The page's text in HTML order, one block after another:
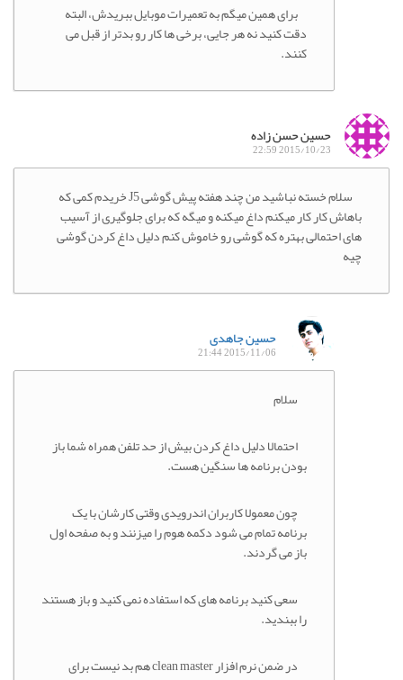
برای همین میگم به تعمیرات موبایل ببریدش، البته
دقت کنید نه هر جایی، برخی ها کار رو بدتر از قبل می
کنند.
حسین حسن زاده
2015/10/23 22:59
سلام خسته نباشید من چند هفته پیش گوشی J5 خریدم کمی که
باهاش کار کار میکنم داغ میکنه و میگه که برای جلوگیری از آسیب
های احتمالی بهتره که گوشی رو خاموش کنم دلیل داغ کردن گوشی
چیه
حسین جاهدی
2015/11/06 21:44
سلام
احتمالا دلیل داغ کردن بیش از حد تلفن همراه شما باز
بودن برنامه ها سنگین هست.
چون معمولا کاربران اندرویدی وقتی کارشان با یک
برنامه تمام می شود دکمه هوم را میزنند و به صفحه اول
باز می گردند.
سعی کنید برنامه های که استفاده نمی کنید و باز هستند
را ببندید.
در ضمن نرم افزار clean master هم بد نیست برای